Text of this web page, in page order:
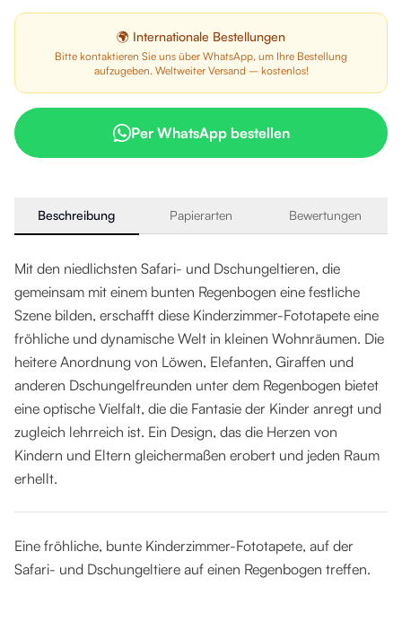
🌍 Internationale Bestellungen
Bitte kontaktieren Sie uns über WhatsApp, um Ihre Bestellung
aufzugeben. Weltweiter Versand – kostenlos!
Per WhatsApp bestellen
Beschreibung Papierarten Bewertungen
Mit den niedlichsten Safari- und Dschungeltieren, die
gemeinsam mit einem bunten Regenbogen eine festliche
Szene bilden, erschafft diese Kinderzimmer-Fototapete eine
fröhliche und dynamische Welt in kleinen Wohnräumen. Die
heitere Anordnung von Löwen, Elefanten, Giraffen und
anderen Dschungelfreunden unter dem Regenbogen bietet
eine optische Vielfalt, die die Fantasie der Kinder anregt und
zugleich lehrreich ist. Ein Design, das die Herzen von
Kindern und Eltern gleichermaßen erobert und jeden Raum
erhellt.
Eine fröhliche, bunte Kinderzimmer-Fototapete, auf der
Safari- und Dschungeltiere auf einen Regenbogen treffen.